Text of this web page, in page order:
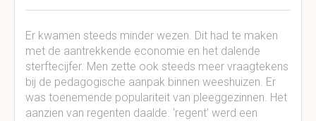
Er kwamen steeds minder wezen. Dit had te maken
met de aantrekkende economie en het dalende
sterftecijfer. Men zette ook steeds meer vraagtekens
bij de pedagogische aanpak binnen weeshuizen. Er
was toenemende populariteit van pleeggezinnen. Het
aanzien van regenten daalde. ‘regent’ werd een